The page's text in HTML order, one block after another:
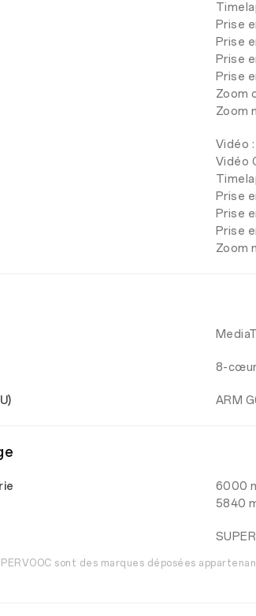
Prise
Prise
Prise
Prise
Zoom
Zoom
Vidéo
Vidéo
Prise
Prise
Prise
Zoom
8-
ARM
6000
5840
sont des marques déposées